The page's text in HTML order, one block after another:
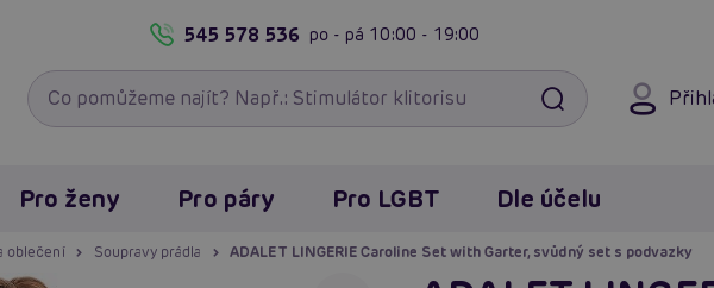
545 578 536 po - pá 10:00 - 19:00
Pro ženy Pro páry Pro LGBT Dle účelu
oblečení Soupravy prádla ADALET LINGERIE Caroline Set with Garter, svůdný set s podvazky